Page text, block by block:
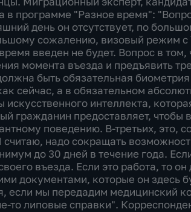
программе "Разное время":
день он отсутствует, по
сожалению, визовый режим с
введен не будет. Вопрос в том,
момента въезда и предъявить
быть обязательная биометрия
сейчас, а в обязательном
интеллекта,
гражданин предоставляет, чтобы
поведению. В-третьих, это,
надо сокращать
до 30 дней в течение года.
въезда. Если это работа, то
документами, которые он здесь
если мы передадим медицинский
то липовые справки".